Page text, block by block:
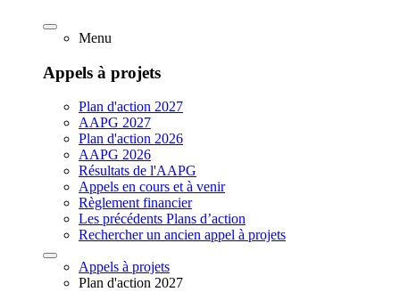
Menu
Appels à projets
Plan d'action 2027
AAPG 2027
Plan d'action 2026
AAPG 2026
Résultats de l'AAPG
Appels en cours et à venir
Règlement financier
Les précédents Plans d’action
Rechercher un ancien appel à projets
Appels à projets
Plan d'action 2027